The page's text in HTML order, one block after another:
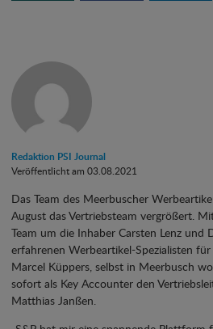
Redaktion PSI Journal
Veröffentlicht am 03.08.2021
Das Team des Meerbuscher
August das Vertriebsteam vergrößert.
Team um die Inhaber Carsten Lenz und
erfahrenen Werbeartikel-Spezialisten
Marcel Küppers, selbst in Meerbusch
sofort als Key Accounter den
Matthias Janßen.